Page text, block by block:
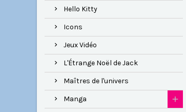
Hello Kitty
Icons
Jeux Vidéo
L'Étrange Noël de Jack
Maîtres de l'univers
Manga